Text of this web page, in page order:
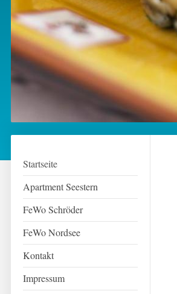
Startseite
Apartment Seestern
FeWo Schröder
FeWo Nordsee
Kontakt
Impressum